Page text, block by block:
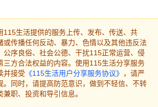
115生活提供的服务上传、发布、传送、共
或传播任何反动、暴力、色情以及其他违反法
公序良俗、社会公德、干扰115正常运营、侵
三方合法权益的内容。使用115生活分享服务
并接受 《115生活用户分享服务协议》 ，请严
。同时，请提高防范意识，做到不轻信、不转
职、投资和导引信息。